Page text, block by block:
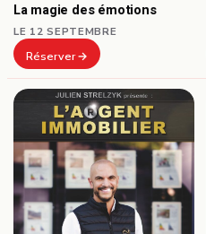
La magie des émotions
LE 12 SEPTEMBRE
Réserver